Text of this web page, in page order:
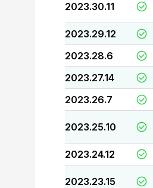
2023.30.11
2023.29.12
2023.28.6
2023.27.14
2023.26.7
2023.25.10
2023.24.12
2023.23.15